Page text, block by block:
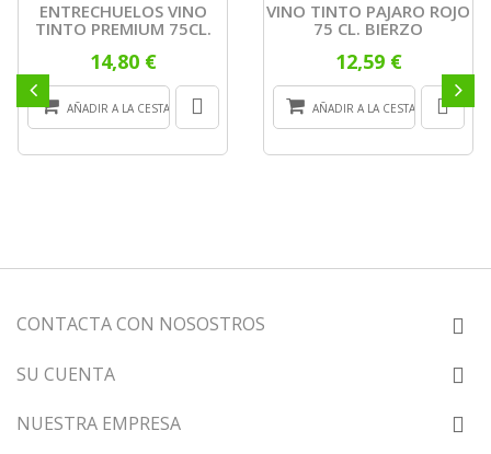
ENTRECHUELOS VINO
TINTO PREMIUM 75CL.
14,80 €
AÑADIR A LA CESTA
VINO TINTO PAJARO ROJO
75 CL. BIERZO
12,59 €
AÑADIR A LA CESTA
CONTACTA CON NOSOSTROS
SU CUENTA
NUESTRA EMPRESA